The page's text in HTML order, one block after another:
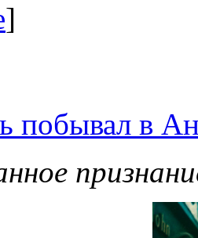
]
побывал в